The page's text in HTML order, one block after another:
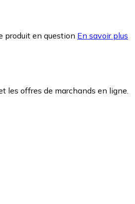
produit en question En savoir plus
les offres de marchands en ligne.